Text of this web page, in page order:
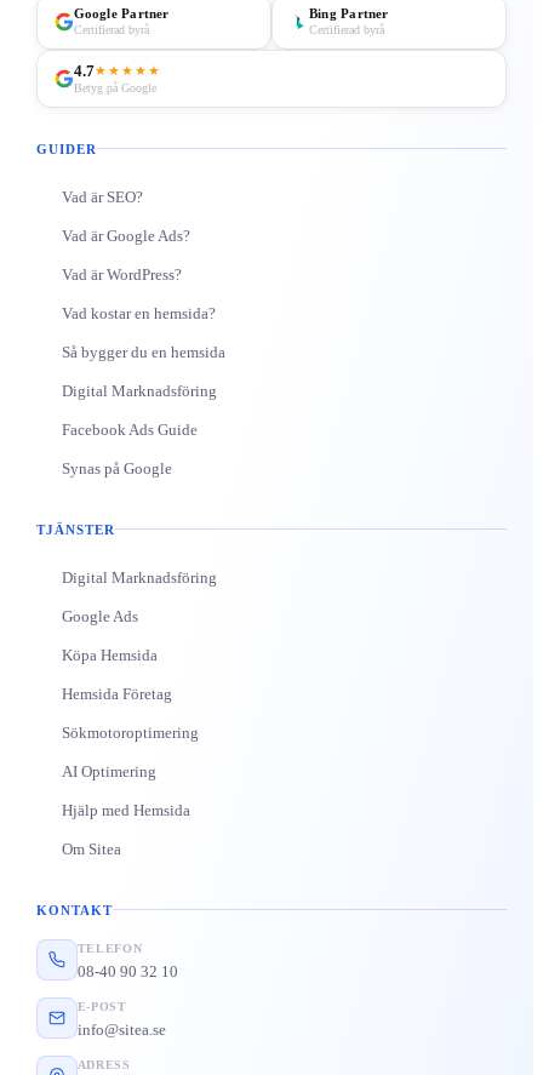
Google Partner
Certifierad byrå
Bing Partner
Certifierad byrå
4.7★★★★★
Betyg på Google
GUIDER
Vad är SEO?
Vad är Google Ads?
Vad är WordPress?
Vad kostar en hemsida?
Så bygger du en hemsida
Digital Marknadsföring
Facebook Ads Guide
Synas på Google
TJÄNSTER
Digital Marknadsföring
Google Ads
Köpa Hemsida
Hemsida Företag
Sökmotoroptimering
AI Optimering
Hjälp med Hemsida
Om Sitea
KONTAKT
TELEFON
08-40 90 32 10
E-POST
info@sitea.se
ADRESS